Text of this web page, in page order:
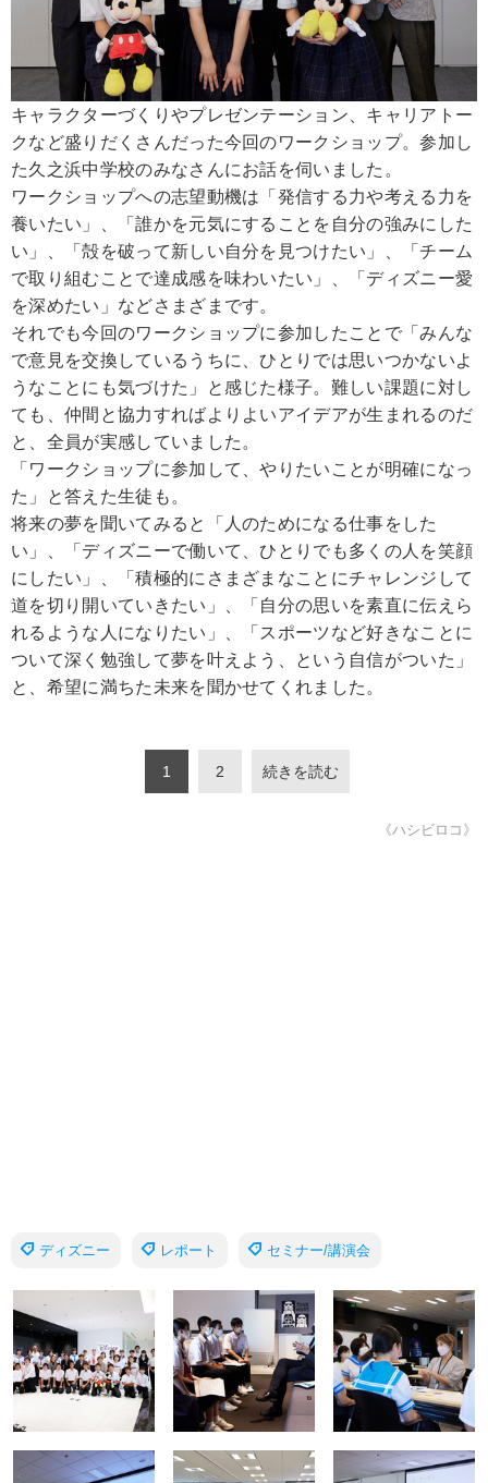
キャラクターづくりやプレゼンテーション、キャリアトー
クなど盛りだくさんだった今回のワークショップ。参加し
た久之浜中学校のみなさんにお話を伺いました。
ワークショップへの志望動機は「発信する力や考える力を
養いたい」、「誰かを元気にすることを自分の強みにした
い」、「殻を破って新しい自分を見つけたい」、「チーム
で取り組むことで達成感を味わいたい」、「ディズニー愛
を深めたい」などさまざまです。
それでも今回のワークショップに参加したことで「みんな
で意見を交換しているうちに、ひとりでは思いつかないよ
うなことにも気づけた」と感じた様子。難しい課題に対し
ても、仲間と協力すればよりよいアイデアが生まれるのだ
と、全員が実感していました。
「ワークショップに参加して、やりたいことが明確になっ
た」と答えた生徒も。
将来の夢を聞いてみると「人のためになる仕事をした
い」、「ディズニーで働いて、ひとりでも多くの人を笑顔
にしたい」、「積極的にさまざまなことにチャレンジして
道を切り開いていきたい」、「自分の思いを素直に伝えら
れるような人になりたい」、「スポーツなど好きなことに
ついて深く勉強して夢を叶えよう、という自信がついた」
と、希望に満ちた未来を聞かせてくれました。
1 2 続きを読む
《ハシビロコ》
ディズニー レポート セミナー/講演会